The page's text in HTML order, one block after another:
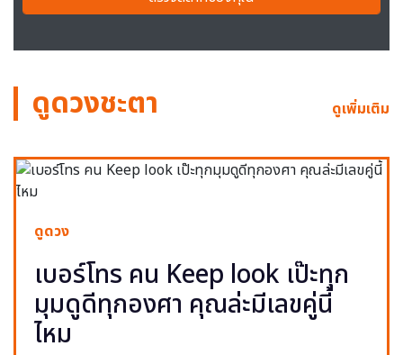
ดูดวงชะตา ดูเพิ่มเติม
ดูดวง
เบอร์โทร คน Keep look เป๊ะทุก
มุมดูดีทุกองศา คุณล่ะมีเลขคู่นี้
ไหม